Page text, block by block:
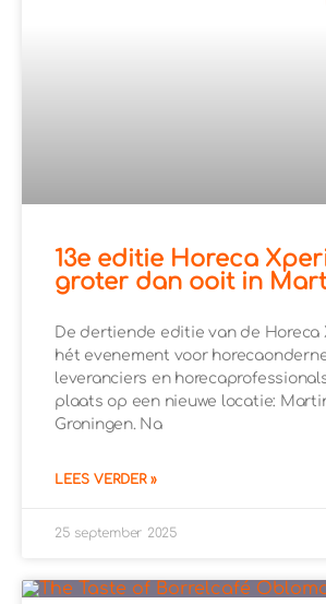
13e editie Horeca
groter dan ooit in
De dertiende editie van de Horeca
hét evenement voor
leveranciers en
plaats op een nieuwe locatie:
Groningen. Na
LEES VERDER »
25 september 2025